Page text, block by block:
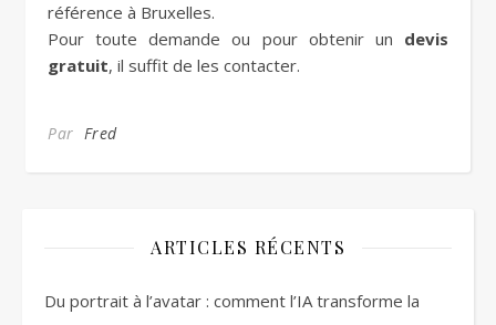
référence à Bruxelles.
Pour toute demande ou pour obtenir un devis
gratuit, il suffit de les contacter.
Par Fred
ARTICLES RÉCENTS
Du portrait à l’avatar : comment l’IA transforme la